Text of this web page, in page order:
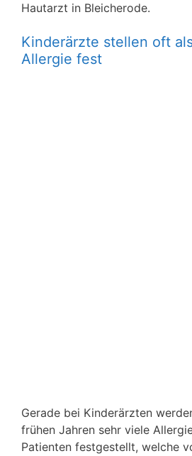
Hautarzt in Bleicherode.
Kinderärzte stellen oft
Allergie fest
Gerade bei Kinderärzten
frühen Jahren sehr viele
Patienten festgestellt, welche